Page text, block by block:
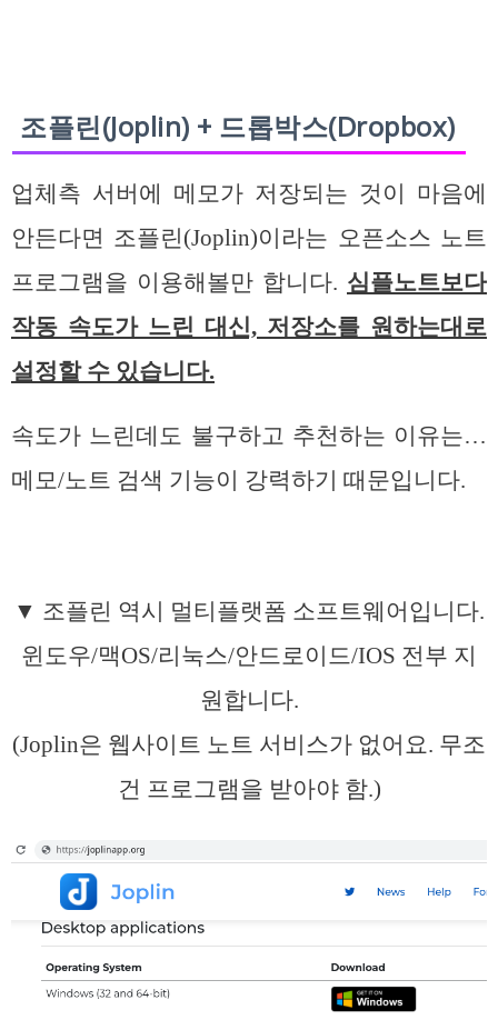
조플린(Joplin) + 드롭박스(Dropbox)
업체측 서버에 메모가 저장되는 것이 마음에
안든다면 조플린(Joplin)이라는 오픈소스 노트
프로그램을 이용해볼만 합니다. 심플노트보다
작동 속도가 느린 대신, 저장소를 원하는대로
설정할 수 있습니다.
속도가 느린데도 불구하고 추천하는 이유는…
메모/노트 검색 기능이 강력하기 때문입니다.
▼ 조플린 역시 멀티플랫폼 소프트웨어입니다.
윈도우/맥OS/리눅스/안드로이드/IOS 전부 지
원합니다.
(Joplin은 웹사이트 노트 서비스가 없어요. 무조
건 프로그램을 받아야 함.)